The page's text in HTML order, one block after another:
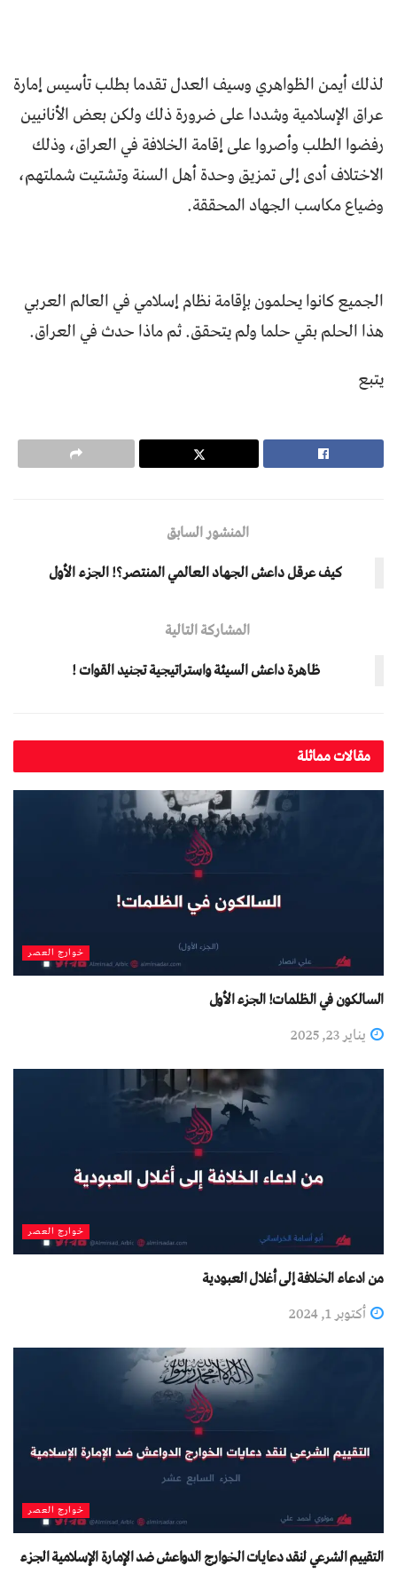
لذلك أيمن الظواهري وسيف العدل تقدما بطلب تأسيس إمارة
عراق الإسلامية وشددا على ضرورة ذلك ولكن بعض الأنانيين
رفضوا الطلب وأصروا على إقامة الخلافة في العراق، وذلك
الاختلاف أدى إلى تمزيق وحدة أهل السنة وتشتيت شملتهم،
وضياع مكاسب الجهاد المحققة.
الجميع كانوا يحلمون بإقامة نظام إسلامي في العالم العربي
هذا الحلم بقي حلما ولم يتحقق. ثم ماذا حدث في العراق.
يتبع
المنشور السابق
كيف عرقل داعش الجهاد العالمي المنتصر؟! الجزء الأول
المشاركة التالية
ظاهرة داعش السيئة واستراتيجية تجنيد القوات !
مقالات مماثلة
خوارج العصر
السالكون في الظلمات! الجزء الأول
يناير 23, 2025
خوارج العصر
من ادعاء الخلافة إلى أغلال العبودية
أكتوبر 1, 2024
خوارج العصر
التقييم الشرعي لنقد دعايات الخوارج الدواعش ضد الإمارة الإسلامية الجزء